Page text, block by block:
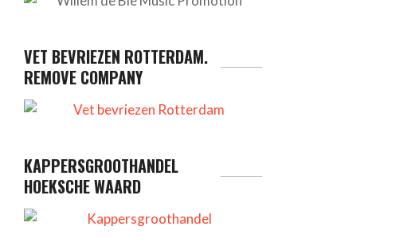
VET BEVRIEZEN ROTTERDAM.
REMOVE COMPANY
KAPPERSGROOTHANDEL
HOEKSCHE WAARD